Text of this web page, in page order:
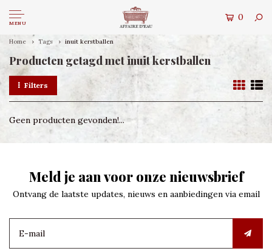
MENU
0
Home Tags inuit kerstballen
Producten getagd met inuit kerstballen
Filters
Geen producten gevonden!...
Meld je aan voor onze nieuwsbrief
Ontvang de laatste updates, nieuws en aanbiedingen via email